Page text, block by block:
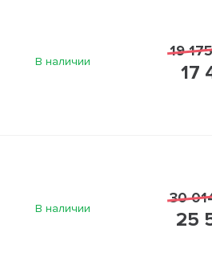
В наличии
19
17
В наличии
30
25